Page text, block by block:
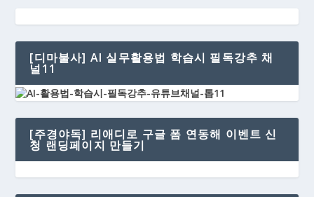
[디마불사] AI 실무활용법 학습시 필독강추 채
널11
[주경야독] 리애디로 구글 폼 연동해 이벤트 신
청 랜딩페이지 만들기